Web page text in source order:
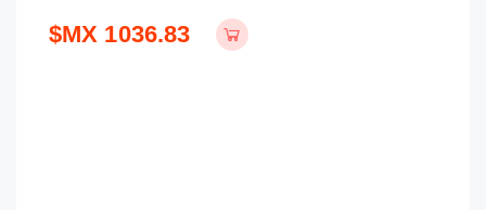
$MX 1036.83